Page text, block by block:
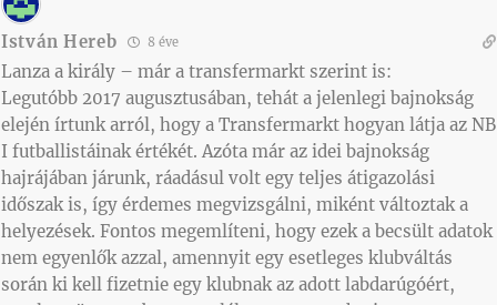
István Hereb 8 éve
Lanza a király – már a transfermarkt szerint is:
Legutóbb 2017 augusztusában, tehát a jelenlegi bajnokság
elején írtunk arról, hogy a Transfermarkt hogyan látja az NB
I futballistáinak értékét. Azóta már az idei bajnokság
hajrájában járunk, ráadásul volt egy teljes átigazolási
időszak is, így érdemes megvizsgálni, miként változtak a
helyezések. Fontos megemlíteni, hogy ezek a becsült adatok
nem egyenlők azzal, amennyit egy esetleges klubváltás
során ki kell fizetnie egy klubnak az adott labdarúgóért,